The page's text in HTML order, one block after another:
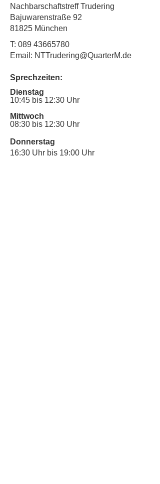
Nachbarschaftstreff Trudering
Bajuwarenstraße 92
81825 München
T: 089 43665780
Email: NTTrudering@QuarterM.de
Sprechzeiten:
Dienstag
10:45 bis 12:30 Uhr
Mittwoch
08:30 bis 12:30 Uhr
Donnerstag
16:30 Uhr bis 19:00 Uhr